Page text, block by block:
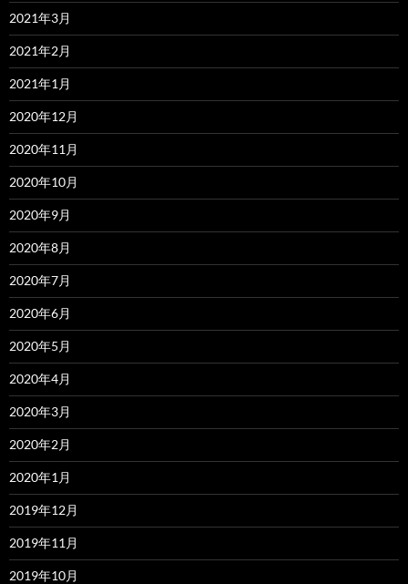
2021年3月
2021年2月
2021年1月
2020年12月
2020年11月
2020年10月
2020年9月
2020年8月
2020年7月
2020年6月
2020年5月
2020年4月
2020年3月
2020年2月
2020年1月
2019年12月
2019年11月
2019年10月